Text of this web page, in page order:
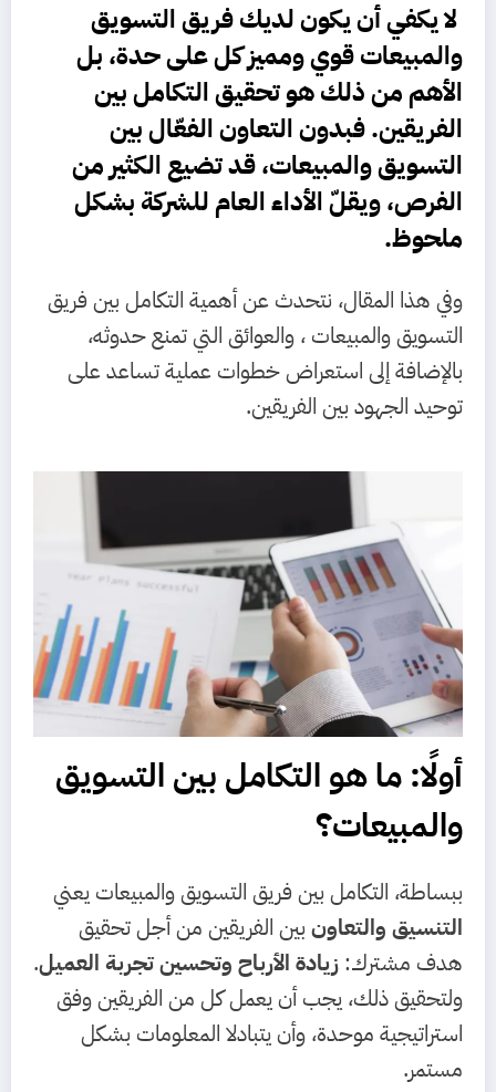
لا يكفي أن يكون لديكفريق التسويق
والمبيعاتقوي ومميز كل على حدة، بل
الأهم من ذلك هوتحقيق التكامل بين
الفريقين. فبدون التعاون الفعّال بين
التسويق والمبيعات، قد تضيع الكثير من
الفرص، ويقلّ الأداء العام للشركة بشكل
ملحوظ.
وفي هذا المقال، نتحدث عن أهمية التكامل بين فريق
التسويق والمبيعات ، والعوائق التي تمنع حدوثه،
بالإضافة إلى استعراض خطوات عملية تساعد على
توحيد الجهود بين الفريقين.
أولًا: ما هو التكامل بين التسويق
والمبيعات؟
ببساطة، التكامل بين فريق التسويق والمبيعات يعني
التنسيق والتعاونبين الفريقين من أجل تحقيق
هدف مشترك: زيادة الأرباح وتحسين تجربة العميل.
ولتحقيق ذلك، يجب أن يعمل كل من الفريقين وفق
استراتيجية موحدة، وأن يتبادلا المعلومات بشكل
مستمر.